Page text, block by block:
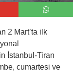
2 Mart’ta ilk
İstanbul-Tiran
cumartesi ve